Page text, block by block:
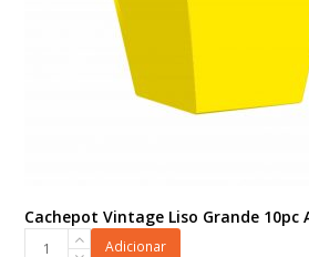
Cachepot Vintage Liso Grande 10pc
Cachepot
Adicionar